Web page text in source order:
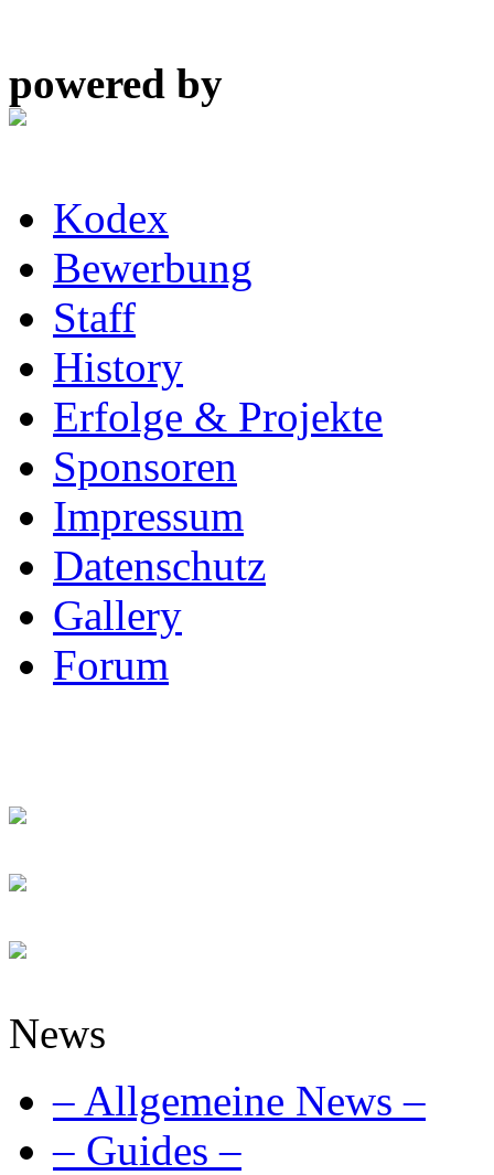
powered by
Kodex
Bewerbung
Staff
History
Erfolge & Projekte
Sponsoren
Impressum
Datenschutz
Gallery
Forum
News
– Allgemeine News –
– Guides –